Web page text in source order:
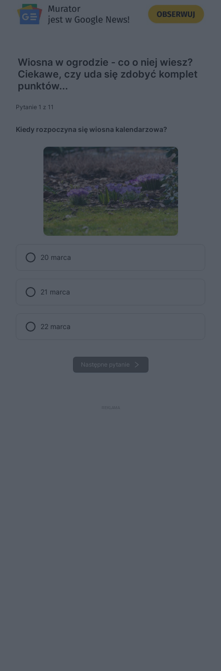
Wiosna w ogrodzie - co o niej wiesz?
Ciekawe, czy uda się zdobyć komplet
punktów...
Pytanie 1 z 11
Kiedy rozpoczyna się wiosna kalendarzowa?
20 marca
21 marca
22 marca
Następne pytanie